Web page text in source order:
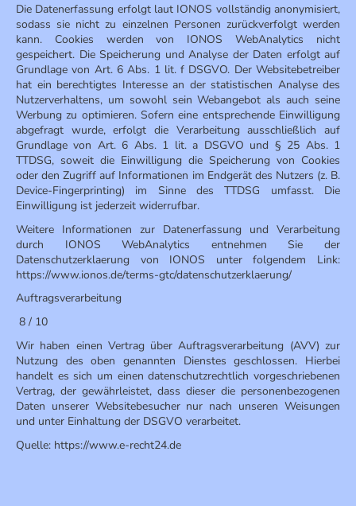
Die Datenerfassung erfolgt laut IONOS vollständig anonymisiert,
sodass sie nicht zu einzelnen Personen zurückverfolgt werden
kann. Cookies werden von IONOS WebAnalytics nicht
gespeichert. Die Speicherung und Analyse der Daten erfolgt auf
Grundlage von Art. 6 Abs. 1 lit. f DSGVO. Der Websitebetreiber
hat ein berechtigtes Interesse an der statistischen Analyse des
Nutzerverhaltens, um sowohl sein Webangebot als auch seine
Werbung zu optimieren. Sofern eine entsprechende Einwilligung
abgefragt wurde, erfolgt die Verarbeitung ausschließlich auf
Grundlage von Art. 6 Abs. 1 lit. a DSGVO und § 25 Abs. 1
TTDSG, soweit die Einwilligung die Speicherung von Cookies
oder den Zugriff auf Informationen im Endgerät des Nutzers (z. B.
Device-Fingerprinting) im Sinne des TTDSG umfasst. Die
Einwilligung ist jederzeit widerrufbar.
Weitere Informationen zur Datenerfassung und Verarbeitung
durch IONOS WebAnalytics entnehmen Sie der
Datenschutzerklaerung von IONOS unter folgendem Link:
https://www.ionos.de/terms-gtc/datenschutzerklaerung/
Auftragsverarbeitung
8 / 10
Wir haben einen Vertrag über Auftragsverarbeitung (AVV) zur
Nutzung des oben genannten Dienstes geschlossen. Hierbei
handelt es sich um einen datenschutzrechtlich vorgeschriebenen
Vertrag, der gewährleistet, dass dieser die personenbezogenen
Daten unserer Websitebesucher nur nach unseren Weisungen
und unter Einhaltung der DSGVO verarbeitet.
Quelle: https://www.e-recht24.de